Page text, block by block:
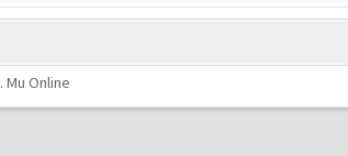
.Mu Online